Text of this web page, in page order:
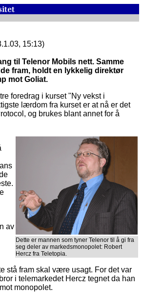
15:13)
til Telenor Mobils nett. Samme
fram, holdt en lykkelig direktør
mot Goliat.
foredrag i kurset "Ny vekst i
lærdom fra kurset er at nå er det
og brukes blant annet for å
Dette er mannen som tyner Telenor til å gi fra
seg deler av markedsmonopolet: Robert
Hercz fra Teletopia.
av
stå fram skal være usagt. For det var
i telemarkedet Hercz tegnet da han
monopolet.